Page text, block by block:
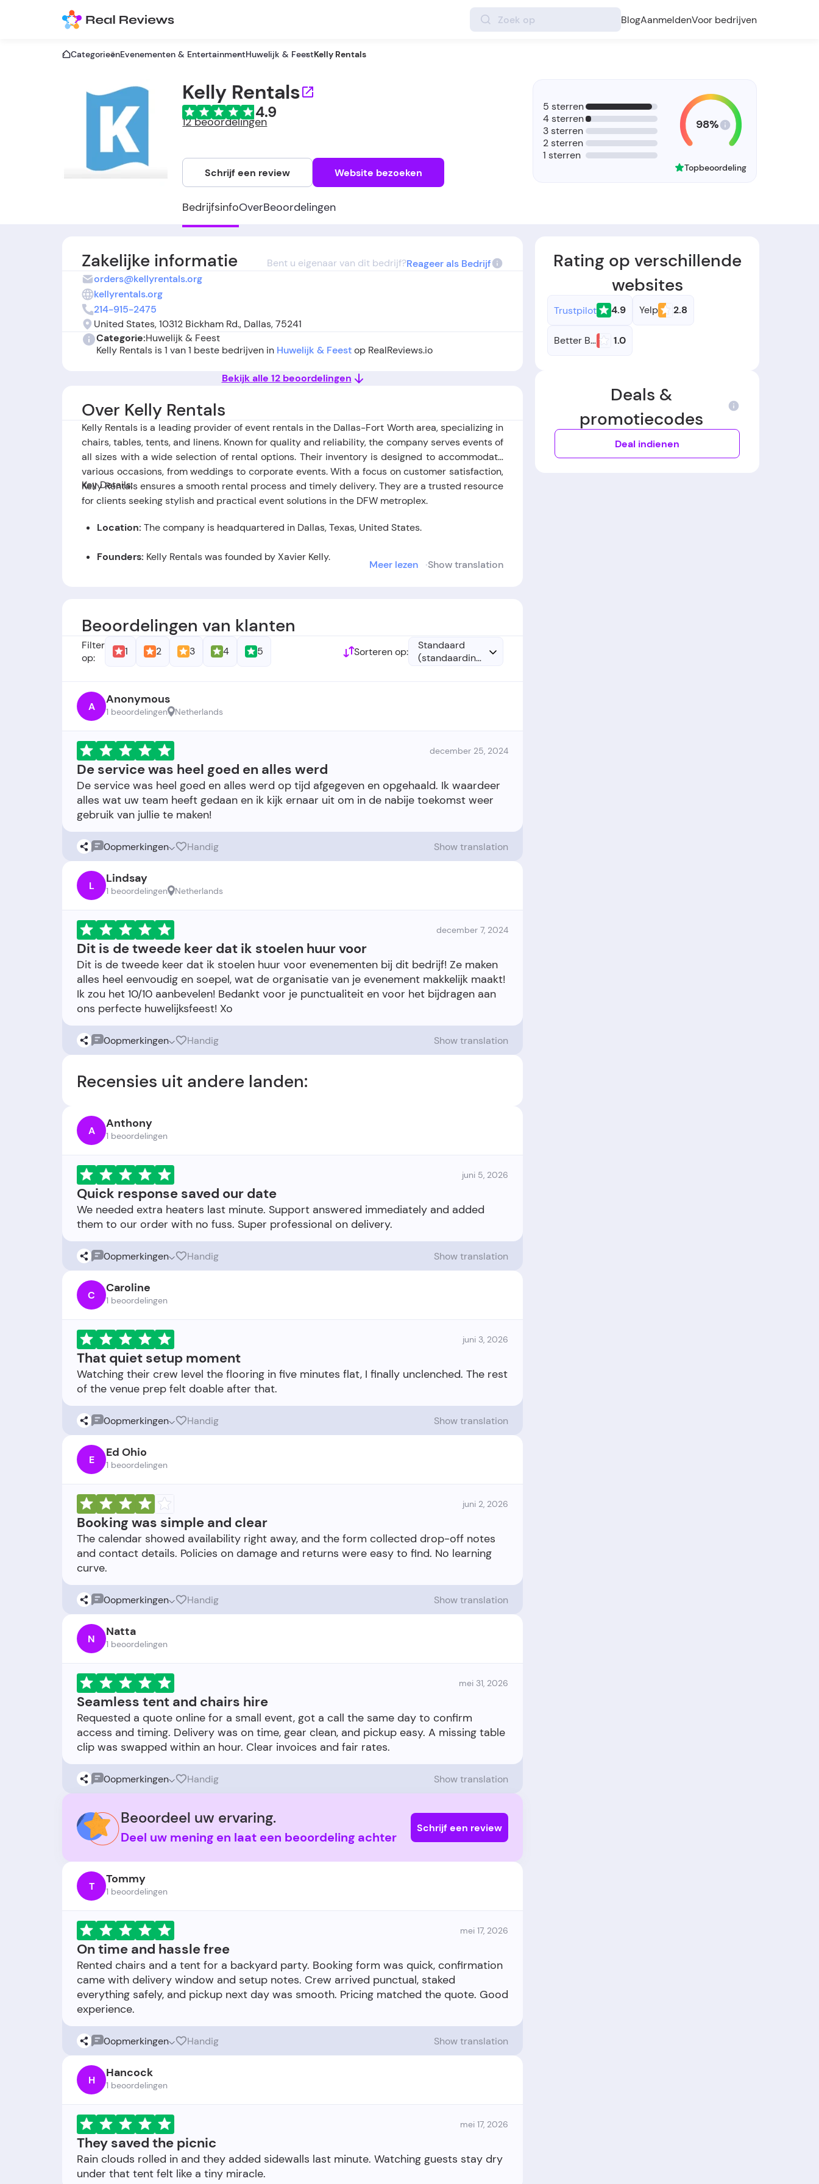
BlogAanmeldenVoor bedrijven
CategorieënEvenementen & EntertainmentHuwelijk & FeestKelly Rentals
Kelly Rentals
4.9
12 beoordelingen
Schrijf een review Website bezoeken
BedrijfsinfoOverBeoordelingen
5 sterren
4 sterren
3 sterren
2 sterren
1 sterren
98%
Topbeoordeling
Zakelijke informatie Bent u eigenaar van dit bedrijf?Reageer als Bedrijf
orders@kellyrentals.org
kellyrentals.org
214-915-2475
United States, 10312 Bickham Rd., Dallas, 75241
Categorie:Huwelijk & Feest
Kelly Rentals is 1 van 1 beste bedrijven in Huwelijk & Feestop RealReviews.io
Bekijk alle 12 beoordelingen
Over Kelly Rentals
Kelly Rentals is a leading provider of event rentals in the Dallas-Fort Worth area, specializing in
chairs, tables, tents, and linens. Known for quality and reliability, the company serves events of
all sizes with a wide selection of rental options. Their inventory is designed to accommodate
various occasions, from weddings to corporate events. With a focus on customer satisfaction,
Kelly Rentals ensures a smooth rental process and timely delivery. They are a trusted resource
for clients seeking stylish and practical event solutions in the DFW metroplex.
Key Details:
Location: The company is headquartered in Dallas, Texas, United States.
Founders: Kelly Rentals was founded by Xavier Kelly.
Meer lezen Show translation
Rating op verschillende
websites
Trustpilot 4.9 Yelp 2.8
Better Business Bureau 1.0
Deals &
promotiecodes
Deal indienen
Beoordelingen van klanten
Sorteren op:
Standaard
(standaardinstelling)
Filter
op:
1 2 3 4 5
A Anonymous
1 beoordelingen Netherlands
december 25, 2024
De service was heel goed en alles werd
De service was heel goed en alles werd op tijd afgegeven en opgehaald. Ik waardeer
alles wat uw team heeft gedaan en ik kijk ernaar uit om in de nabije toekomst weer
0opmerkingen Handig Show translation
L Lindsay
1 beoordelingen Netherlands
december 7, 2024
Dit is de tweede keer dat ik stoelen huur voor
Dit is de tweede keer dat ik stoelen huur voor evenementen bij dit bedrijf! Ze maken
alles heel eenvoudig en soepel, wat de organisatie van je evenement makkelijk maakt!
Ik zou het 10/10 aanbevelen! Bedankt voor je punctualiteit en voor het bijdragen aan
0opmerkingen Handig Show translation
Recensies uit andere landen:
A Anthony
1 beoordelingen
juni 5, 2026
Quick response saved our date
We needed extra heaters last minute. Support answered immediately and added
0opmerkingen Handig Show translation
C Caroline
1 beoordelingen
juni 3, 2026
That quiet setup moment
Watching their crew level the flooring in five minutes flat, I finally unclenched. The rest
0opmerkingen Handig Show translation
E Ed Ohio
1 beoordelingen
juni 2, 2026
Booking was simple and clear
The calendar showed availability right away, and the form collected drop-off notes
and contact details. Policies on damage and returns were easy to find. No learning
0opmerkingen Handig Show translation
N Natta
1 beoordelingen
mei 31, 2026
Seamless tent and chairs hire
Requested a quote online for a small event, got a call the same day to confirm
access and timing. Delivery was on time, gear clean, and pickup easy. A missing table
0opmerkingen Handig Show translation
Beoordeel uw ervaring.
Deel uw mening en laat een beoordeling achter
Schrijf een review
T Tommy
1 beoordelingen
mei 17, 2026
On time and hassle free
Rented chairs and a tent for a backyard party. Booking form was quick, confirmation
came with delivery window and setup notes. Crew arrived punctual, staked
everything safely, and pickup next day was smooth. Pricing matched the quote. Good
0opmerkingen Handig Show translation
H Hancock
1 beoordelingen
mei 17, 2026
They saved the picnic
Rain clouds rolled in and they added sidewalls last minute. Watching guests stay dry